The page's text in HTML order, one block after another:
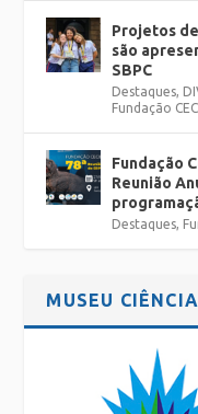
Projetos
são
SBPC
Destaques,
Fundação
Fundação
Reunião
Destaques,
MUSEU